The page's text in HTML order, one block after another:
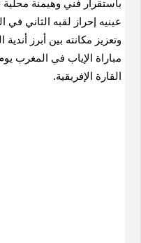
باستقرار فني وهيمنة
وتعزيز مكانته بين أبرز
القارة الإفريقية.